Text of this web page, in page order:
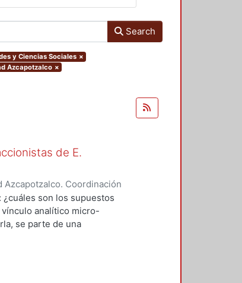
Search
y Ciencias Sociales ×
Azcapotzalco ×
de E.
Coordinación
Patriciason los supuestos
analítico micro-
se parte de una